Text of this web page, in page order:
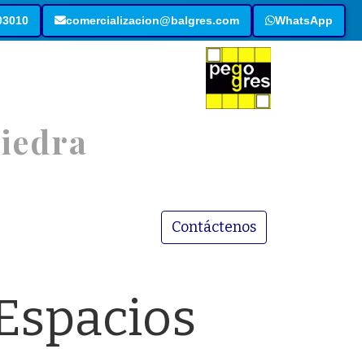
comercializacion@balgres.com WhatsApp
iedra
Contáctenos